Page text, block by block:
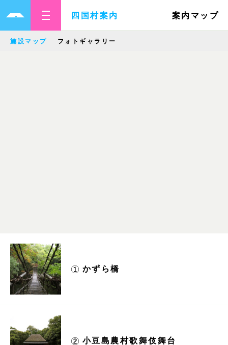
四国村案内 案内マップ
施設マップ フォトギャラリー
かずら橋
小豆島農村歌舞伎舞台